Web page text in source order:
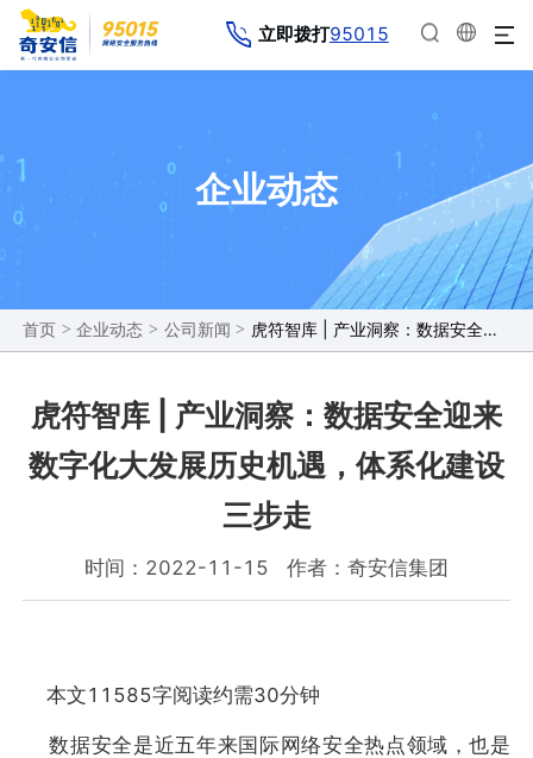
立即拨打95015
企业动态
首页 > 企业动态 > 公司新闻 > 虎符智库 | 产业洞察：数据安全迎来数字化大发展历史机遇，体系化建设三步走
虎符智库 | 产业洞察：数据安全迎来
数字化大发展历史机遇，体系化建设
三步走
时间：2022-11-15 作者：奇安信集团
本文11585字阅读约需30分钟
数据安全是近五年来国际网络安全热点领域，也是